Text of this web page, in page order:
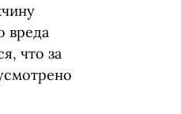
вреда
что за